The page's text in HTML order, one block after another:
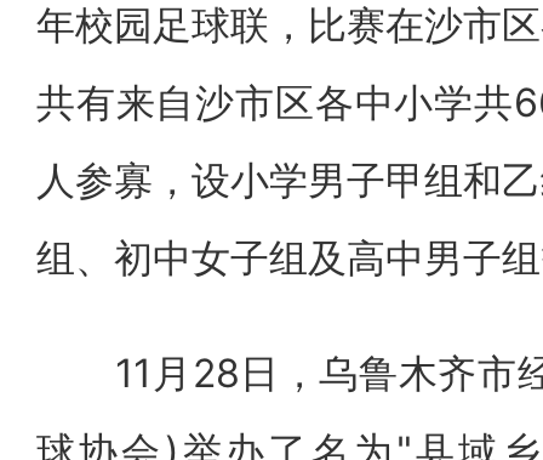
年校园足球联，比赛在沙市
共有来自沙市区各中小学共
人参寡，设小学男子甲组和
组、初中女子组及高中男子
11月28日，乌鲁木齐市